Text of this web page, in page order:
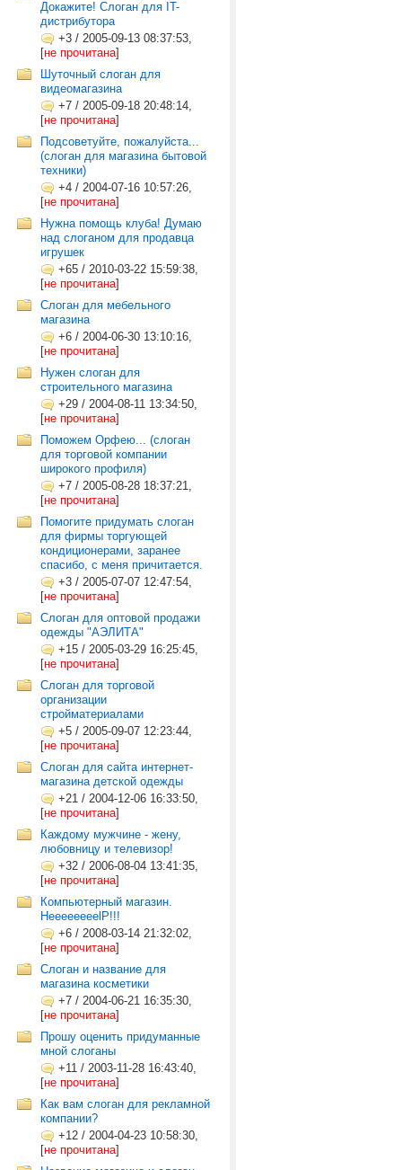
Докажите! Слоган для IT-
дистрибутора
+3 / 2005-09-13 08:37:53,
[не прочитана]
Шуточный слоган для
видеомагазина
+7 / 2005-09-18 20:48:14,
[не прочитана]
Подсоветуйте, пожалуйста...
(слоган для магазина бытовой
техники)
+4 / 2004-07-16 10:57:26,
[не прочитана]
Нужна помощь клуба! Думаю
над слоганом для продавца
игрушек
+65 / 2010-03-22 15:59:38,
[не прочитана]
Слоган для мебельного
магазина
+6 / 2004-06-30 13:10:16,
[не прочитана]
Нужен слоган для
строительного магазина
+29 / 2004-08-11 13:34:50,
[не прочитана]
Поможем Орфею... (слоган
для торговой компании
широкого профиля)
+7 / 2005-08-28 18:37:21,
[не прочитана]
Помогите придумать слоган
для фирмы торгующей
кондиционерами, заранее
спасибо, с меня причитается.
+3 / 2005-07-07 12:47:54,
[не прочитана]
Слоган для оптовой продажи
одежды "АЭЛИТА"
+15 / 2005-03-29 16:25:45,
[не прочитана]
Слоган для торговой
организации
стройматериалами
+5 / 2005-09-07 12:23:44,
[не прочитана]
Слоган для сайта интернет-
магазина детской одежды
+21 / 2004-12-06 16:33:50,
[не прочитана]
Каждому мужчине - жену,
любовницу и телевизор!
+32 / 2006-08-04 13:41:35,
[не прочитана]
Компьютерный магазин.
HeeeeeeeelP!!!
+6 / 2008-03-14 21:32:02,
[не прочитана]
Слоган и название для
магазина косметики
+7 / 2004-06-21 16:35:30,
[не прочитана]
Прошу оценить придуманные
мной слоганы
+11 / 2003-11-28 16:43:40,
[не прочитана]
Как вам слоган для рекламной
компании?
+12 / 2004-04-23 10:58:30,
[не прочитана]